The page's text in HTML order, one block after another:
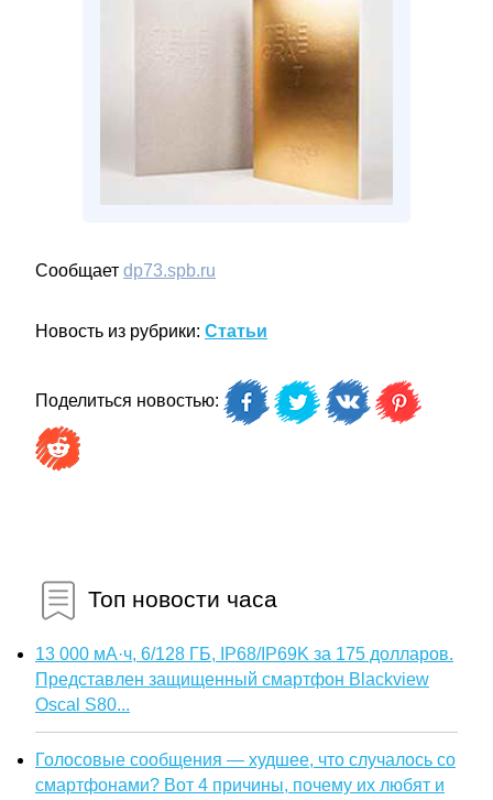
Сообщает dp73.spb.ru
Новость из рубрики: Статьи
Поделиться новостью:
Топ новости часа
13 000 мА·ч, 6/128 ГБ, IP68/IP69K за 175 долларов.
Представлен защищенный смартфон Blackview
Oscal S80...
Голосовые сообщения — худшее, что случалось со
смартфонами? Вот 4 причины, почему их любят и